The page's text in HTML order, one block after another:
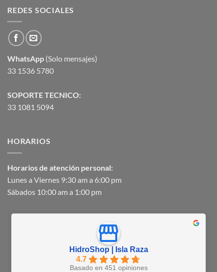
REDES SOCIALES
WhatsApp (Solo mensajes)
33 1536 5780
SOPORTE TECNICO:
33 1081 5094
HORARIOS
Horarios de atención personal:
Lunes a Viernes 9:30 am a 6:00 pm
Sábados 10:00 am a 1:00 pm
HidroShop | Isla Raza
4.7
Basado en 451 opiniones